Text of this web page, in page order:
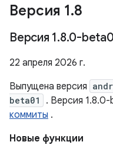
Версия 1.8
Версия 1.8.0-
22 апреля 2026 г.
Выпущена версия
beta01
. Версия
коммиты .
Новые функции